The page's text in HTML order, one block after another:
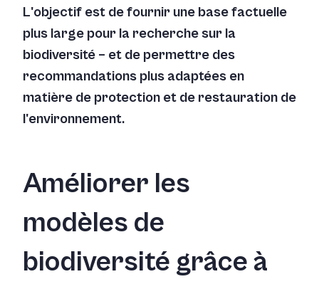
L'objectif est de fournir une base factuelle
plus large pour la recherche sur la
biodiversité – et de permettre des
recommandations plus adaptées en
matière de protection et de restauration de
l'environnement.
Améliorer les
modèles de
biodiversité grâce à